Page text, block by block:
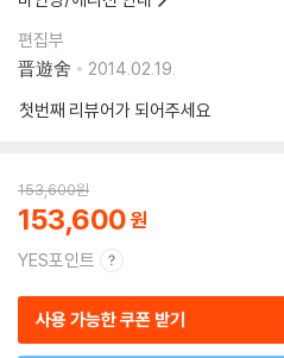
편집부
晋遊舍
2014.02.19.
첫번째 리뷰어가 되어주세요
153,600원
153,600
YES포인트
사용 가능한 쿠폰 받기